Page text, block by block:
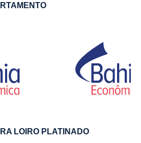
LOIRO PLATINADO